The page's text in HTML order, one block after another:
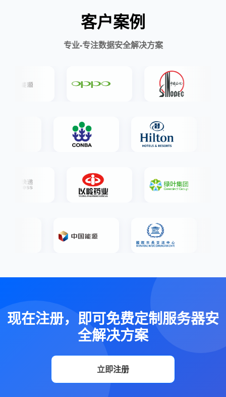
客户案例
专业-专注数据安全解决方案
现在注册，即可免费定制服务器安
全解决方案
立即注册